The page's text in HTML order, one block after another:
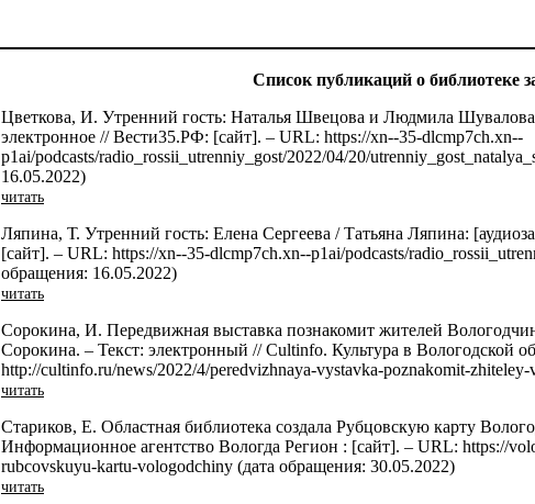
Список публикаций о библиотеке
Цветкова, И. Утренний гость: Наталья Швецова и Людмила
электронное // Вести35.РФ: [сайт]. – URL: https://xn--35-dlcmp7ch.xn--
p1ai/podcasts/radio_rossii_utrenniy_gost/2022/04/20/
16.05.2022)
читать
Ляпина, Т. Утренний гость: Елена Сергеева / Татьяна Ляпина:
[сайт]. – URL: https://xn--35-dlcmp7ch.xn--p1ai/podcasts/
обращения: 16.05.2022)
читать
Сорокина, И. Передвижная выставка познакомит жителей
Сорокина. – Текст: электронный // Cultinfo. Культура в Вологодской
http://cultinfo.ru/news/2022/4/peredvizhnaya-vystavka-poznakomit-
читать
Стариков, Е. Областная библиотека создала Рубцовскую карту
Информационное агентство Вологда Регион : [сайт]. – URL: https://
rubcovskuyu-kartu-vologodchiny (дата обращения: 30.05.2022)
читать